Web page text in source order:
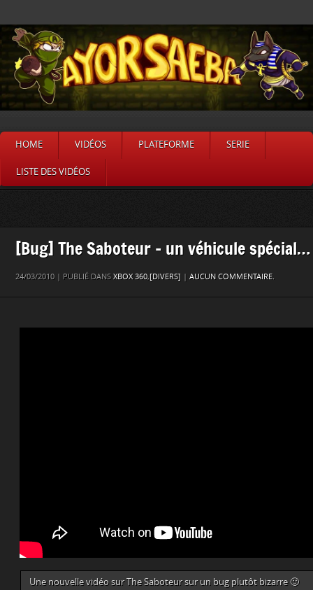
HOME VIDÉOS PLATEFORME SERIE
LISTE DES VIDÉOS
[Bug] The Saboteur – un véhicule spécial…
24/03/2010 | PUBLIÉ DANS XBOX 360,[DIVERS] AUCUN COMMENTAIRE.
Une nouvelle vidéo sur The Saboteur sur un bug plutôt bizarre 🙂